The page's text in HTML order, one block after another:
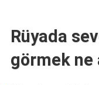
Rüyada
görmek ne